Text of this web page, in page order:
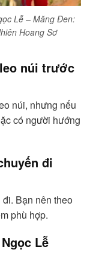
Lễ – Măng Đen:
Hoang Sơ
núi trước
núi, nhưng nếu
có người hướng
đi
Bạn nên theo
phù hợp.
Lễ